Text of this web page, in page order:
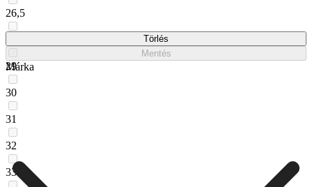
26,5
29
30
31
32
33
Törlés
Mentés
Márka